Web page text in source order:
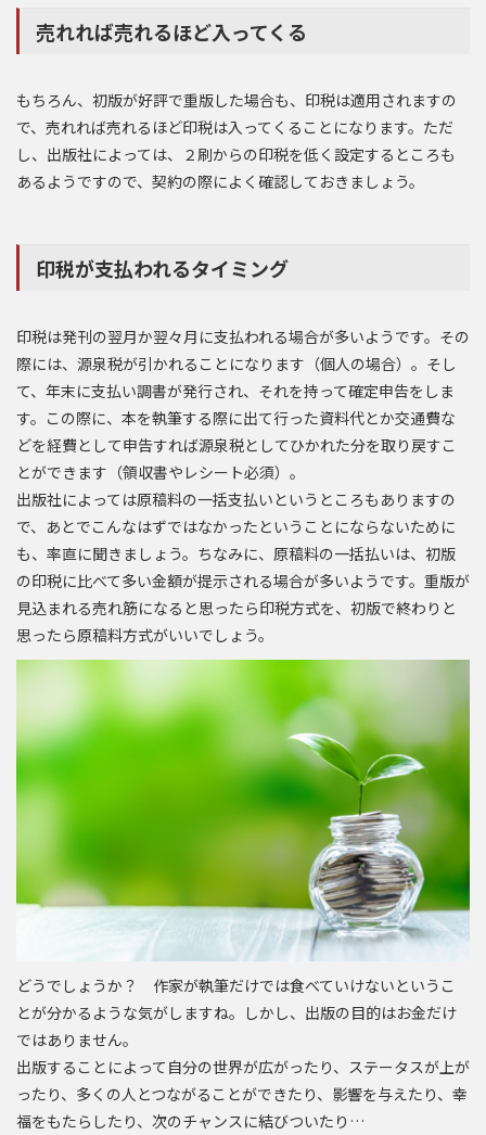
売れれば売れるほど入ってくる
もちろん、初版が好評で重版した場合も、印税は適用されますの
で、売れれば売れるほど印税は入ってくることになります。ただ
し、出版社によっては、２刷からの印税を低く設定するところも
あるようですので、契約の際によく確認しておきましょう。
印税が支払われるタイミング
印税は発刊の翌月か翌々月に支払われる場合が多いようです。その
際には、源泉税が引かれることになります（個人の場合）。そし
て、年末に支払い調書が発行され、それを持って確定申告をしま
す。この際に、本を執筆する際に出て行った資料代とか交通費な
どを経費として申告すれば源泉税としてひかれた分を取り戻すこ
とができます（領収書やレシート必須）。
出版社によっては原稿料の一括支払いというところもありますの
で、あとでこんなはずではなかったということにならないために
も、率直に聞きましょう。ちなみに、原稿料の一括払いは、初版
の印税に比べて多い金額が提示される場合が多いようです。重版が
見込まれる売れ筋になると思ったら印税方式を、初版で終わりと
思ったら原稿料方式がいいでしょう。
どうでしょうか？ 作家が執筆だけでは食べていけないというこ
とが分かるような気がしますね。しかし、出版の目的はお金だけ
ではありません。
出版することによって自分の世界が広がったり、ステータスが上が
ったり、多くの人とつながることができたり、影響を与えたり、幸
福をもたらしたり、次のチャンスに結びついたり…